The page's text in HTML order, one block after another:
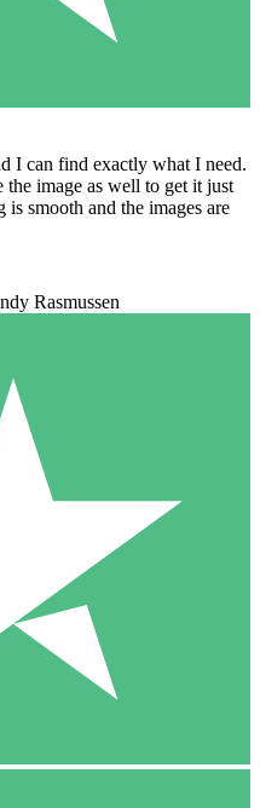
I can find exactly what I need.
image as well to get it just
smooth and the images are
Rasmussen